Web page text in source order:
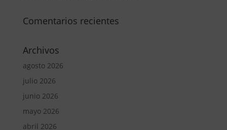
Comentarios recientes
Archivos
agosto 2026
julio 2026
junio 2026
mayo 2026
abril 2026